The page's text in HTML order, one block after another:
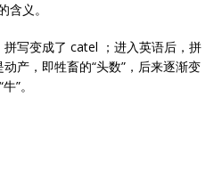
含义。
写变成了 catel ；进入英语后，拼
产，即牲畜的“头数”，后来逐渐变
”。